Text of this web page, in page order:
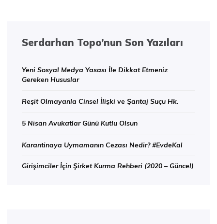
Serdarhan Topo’nun Son Yazıları
Yeni Sosyal Medya Yasası İle Dikkat Etmeniz
Gereken Hususlar
Reşit Olmayanla Cinsel İlişki ve Şantaj Suçu Hk.
5 Nisan Avukatlar Günü Kutlu Olsun
Karantinaya Uymamanın Cezası Nedir? #EvdeKal
Girişimciler İçin Şirket Kurma Rehberi (2020 – Güncel)